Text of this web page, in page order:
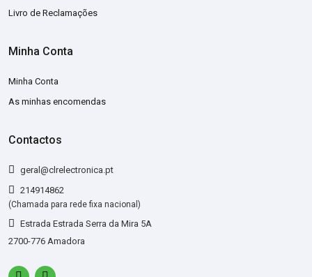
Livro de Reclamações
Minha Conta
Minha Conta
As minhas encomendas
Contactos
geral@clrelectronica.pt
214914862
(Chamada para rede fixa nacional)
Estrada Estrada Serra da Mira 5A
2700-776 Amadora